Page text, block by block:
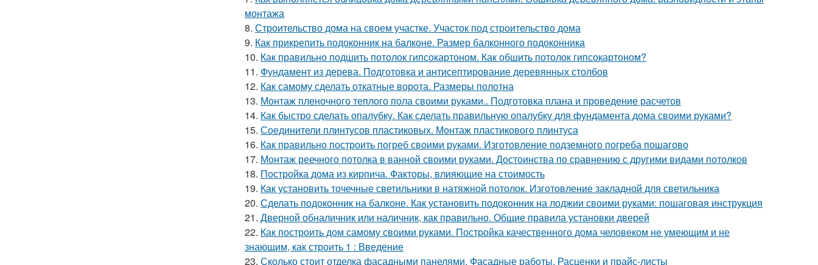
монтажа
8. Строительство дома на своем участке. Участок под строительство дома
9. Как прикрепить подоконник на балконе. Размер балконного подоконника
10. Как правильно подшить потолок гипсокартоном. Как обшить потолок гипсокартоном?
11. Фундамент из дерева. Подготовка и антисептирование деревянных столбов
12. Как самому сделать откатные ворота. Размеры полотна
13. Монтаж пленочного теплого пола своими руками.. Подготовка плана и проведение расчетов
14. Как быстро сделать опалубку. Как сделать правильную опалубку для фундамента дома своими руками?
15. Соединители плинтусов пластиковых. Монтаж пластикового плинтуса
16. Как правильно построить погреб своими руками. Изготовление подземного погреба пошагово
17. Монтаж реечного потолка в ванной своими руками. Достоинства по сравнению с другими видами потолков
18. Постройка дома из кирпича. Факторы, влияющие на стоимость
19. Как установить точечные светильники в натяжной потолок. Изготовление закладной для светильника
20. Сделать подоконник на балконе. Как установить подоконник на лоджии своими руками: пошаговая инструкция
21. Дверной обналичник или наличник, как правильно. Общие правила установки дверей
22. Как построить дом самому своими руками. Постройка качественного дома человеком не умеющим и не
знающим, как строить 1 : Введение
23. Сколько стоит отделка фасадными панелями. Фасадные работы. Расценки и прайс-листы